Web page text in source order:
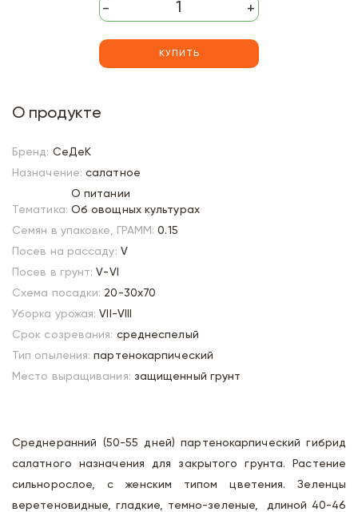
- +
КУПИТЬ
О продукте
Бренд: СеДеК
Назначение: салатное
Тематика:
О питании
Об овощных культурах
Семян в упаковке, ГРАММ: 0.15
Посев на рассаду: V
Посев в грунт: V-VI
Схема посадки: 20-30х70
Уборка урожая: VII-VIII
Срок созревания: среднеспелый
Тип опыления: партенокарпический
Место выращивания: защищенный грунт
Среднеранний (50-55 дней) партенокарпический гибрид
салатного назначения для закрытого грунта. Растение
сильнорослое, с женским типом цветения. Зеленцы
веретеновидные, гладкие, темно-зеленые, длиной 40-46